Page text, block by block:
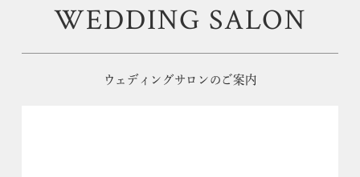
WEDDING SALON
ウェディングサロンのご案内